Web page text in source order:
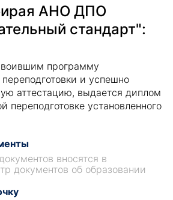
АНО ДПО
стандарт":
программу
и успешно
аттестацию, выдается диплом
переподготовке установленного
вносятся в
документов об образовании